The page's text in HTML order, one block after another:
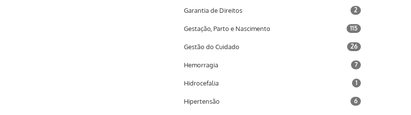
Garantia de Direitos 2
Gestação, Parto e Nascimento 115
Gestão do Cuidado 26
Hemorragia 7
Hidrocefalia 1
Hipertensão 6